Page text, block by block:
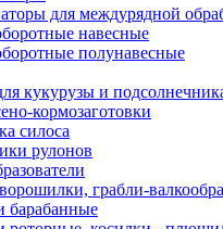
для междурядной
навесные
полунавесные
кукурузы и
кормозаготовки
силоса
рулонов
грабли-
барабанные